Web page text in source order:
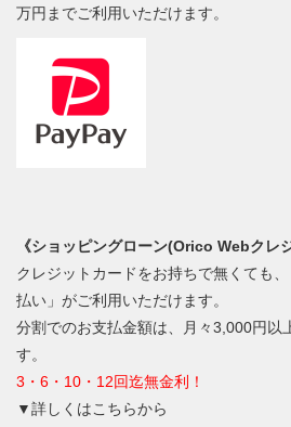
万円までご利用いただけます。
《ショッピングローン(Orico Webクレ
クレジットカードをお持ちで無くても
払い」がご利用いただけます。
分割でのお支払金額は、月々3,000円以
す。
3・6・10・12回迄無金利！
▼詳しくはこちらから